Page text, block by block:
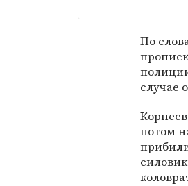
По
случае
потом